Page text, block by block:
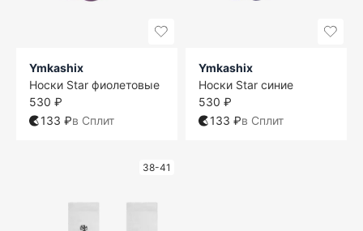
Ymkashix
Носки Star фиолетовые
530 ₽
133 ₽в Сплит
Ymkashix
Носки Star синие
530 ₽
133 ₽в Сплит
38-41